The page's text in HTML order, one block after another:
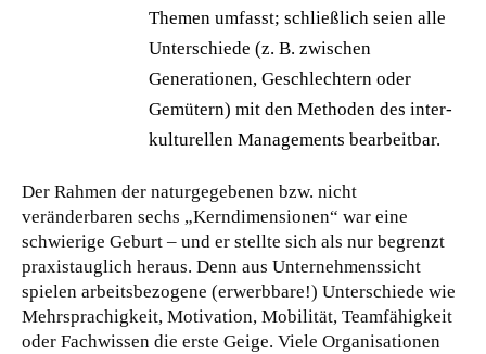
Themen umfasst; schließlich seien alle
Unterschiede (z. B. zwischen
Generationen, Geschlechtern oder
Gemütern) mit den Methoden des inter-
kulturellen Managements bearbeitbar.
Der Rahmen der naturgegebenen bzw. nicht
veränderbaren sechs „Kerndimensionen“ war eine
schwierige Geburt – und er stellte sich als nur begrenzt
praxistauglich heraus. Denn aus Unternehmenssicht
spielen arbeitsbezogene (erwerbbare!) Unterschiede wie
Mehrsprachigkeit, Motivation, Mobilität, Teamfähigkeit
oder Fachwissen die erste Geige. Viele Organisationen